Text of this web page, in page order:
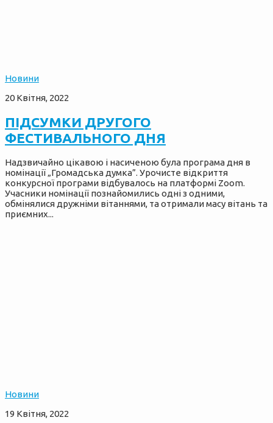
Новини
20 Квітня, 2022
ПІДСУМКИ ДРУГОГО
ФЕСТИВАЛЬНОГО ДНЯ
Надзвичайно цікавою і насиченою була програма дня в
номінації „Громадська думка”. Урочисте відкриття
конкурсної програми відбувалось на платформі Zoom.
Учасники номінації познайомились одні з одними,
обмінялися дружніми вітаннями, та отримали масу вітань та
приємних...
Новини
19 Квітня, 2022